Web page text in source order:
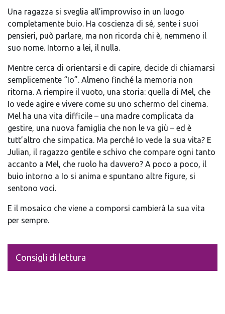
Una ragazza si sveglia all’improvviso in un luogo
completamente buio. Ha coscienza di sé, sente i suoi
pensieri, può parlare, ma non ricorda chi è, nemmeno il
suo nome. Intorno a lei, il nulla.
Mentre cerca di orientarsi e di capire, decide di chiamarsi
semplicemente “Io”. Almeno finché la memoria non
ritorna. A riempire il vuoto, una storia: quella di Mel, che
Io vede agire e vivere come su uno schermo del cinema.
Mel ha una vita difficile – una madre complicata da
gestire, una nuova famiglia che non le va giù – ed è
tutt’altro che simpatica. Ma perché Io vede la sua vita? E
Julian, il ragazzo gentile e schivo che compare ogni tanto
accanto a Mel, che ruolo ha davvero? A poco a poco, il
buio intorno a Io si anima e spuntano altre figure, si
sentono voci.
E il mosaico che viene a comporsi cambierà la sua vita
per sempre.
Consigli di lettura